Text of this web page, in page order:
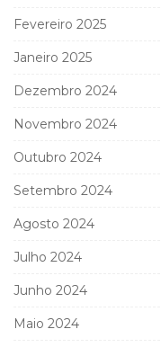
Fevereiro 2025
Janeiro 2025
Dezembro 2024
Novembro 2024
Outubro 2024
Setembro 2024
Agosto 2024
Julho 2024
Junho 2024
Maio 2024